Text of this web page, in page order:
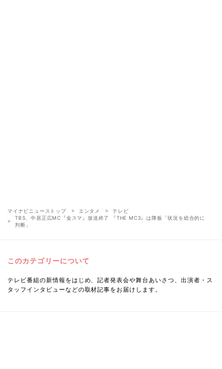
マイナビニューストップ エンタメ
テレビ
TBS、中居正広MC『金スマ』放送終了 『THE MC3』は降板「状況を総合的に
判断」
このカテゴリーについて
テレビ番組の新情報をはじめ、記者発表会や舞台あいさつ、出演者・ス
タッフインタビューなどの取材記事をお届けします。